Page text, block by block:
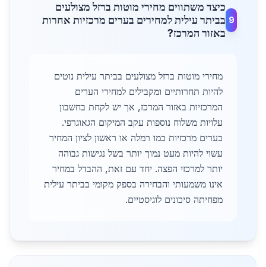
9
כיצד משתווים מחירי מוטות ברזל מצולעים
בביתר עילית למחירים בערים מרכזיות אחרות
באזור המרכז?
מחירי מוטות ברזל מצולעים בביתר עילית נוטים
להיות תחרותיים ומקבילים למחירי הערים
המרכזיות באזור המרכז, אך יש לקחת בחשבון
עלויות משלוח נוספות עקב המיקום הגאוגרפי.
בערים מרכזיות כמו רמלה או ראשון לציון המחיר
עשוי להיות מעט נמוך יותר בשל נגישות גבוהה
יותר למרכזי הפצה. יחד עם זאת, ההבדל במחיר
אינו משמעותי והבחירה בספק מקומי בביתר עילית
מפחיתה סיכונים לוגיסטיים.